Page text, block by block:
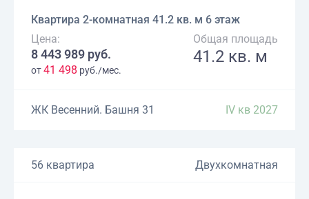
Квартира 2-комнатная 41.2 кв. м 6 этаж
Цена:
8 443 989 руб.
от41 498 руб./мес.
Общая площадь
41.2 кв. м
ЖК Весенний. Башня 31 IV кв 2027
56 квартира Двухкомнатная